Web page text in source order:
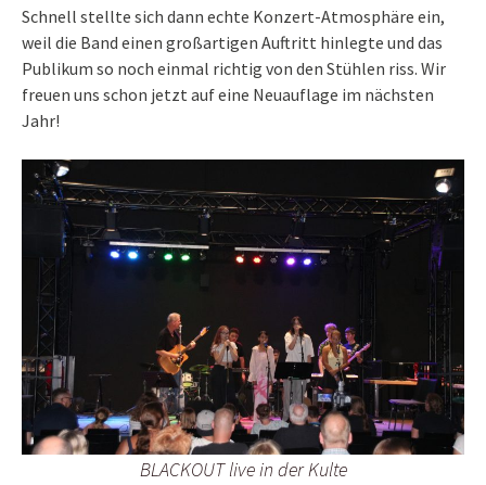
Schnell stellte sich dann echte Konzert-Atmosphäre ein,
weil die Band einen großartigen Auftritt hinlegte und das
Publikum so noch einmal richtig von den Stühlen riss. Wir
freuen uns schon jetzt auf eine Neuauflage im nächsten
Jahr!
BLACKOUT live in der Kulte